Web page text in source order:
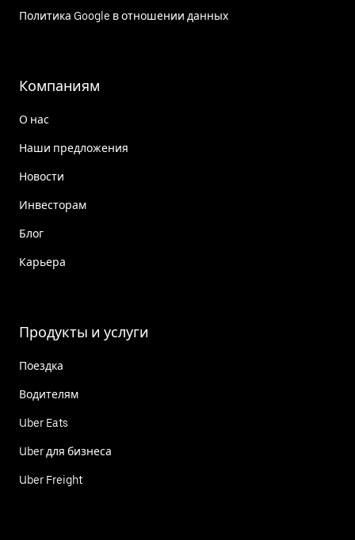
Политика Google в отношении данных
Компаниям
О нас
Наши предложения
Новости
Инвесторам
Блог
Карьера
Продукты и услуги
Поездка
Водителям
Uber Eats
Uber для бизнеса
Uber Freight